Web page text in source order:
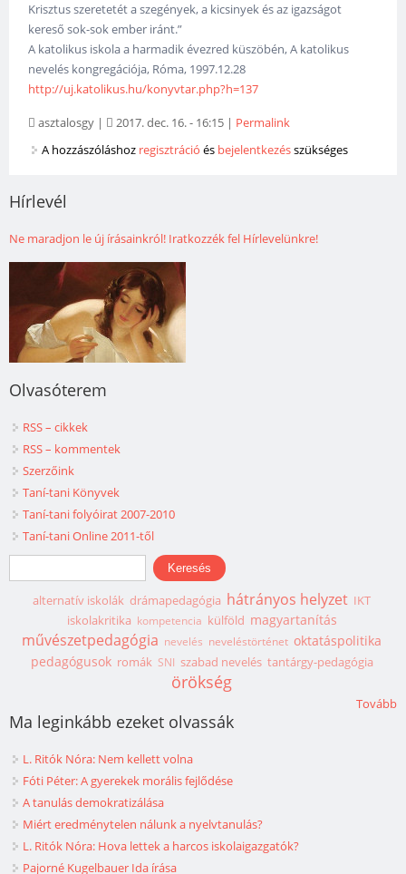
Krisztus szeretetét a szegények, a kicsinyek és az igazságot
kereső sok-sok ember iránt.”
A katolikus iskola a harmadik évezred küszöbén, A katolikus
nevelés kongregációja, Róma, 1997.12.28
http://uj.katolikus.hu/konyvtar.php?h=137
asztalosgy | 2017. dec. 16. - 16:15 | Permalink
A hozzászóláshoz regisztráció és bejelentkezésszükséges
Hírlevél
Ne maradjon le új írásainkról! Iratkozzék fel Hírlevelünkre!
Olvasóterem
RSS – cikkek
RSS – kommentek
Szerzőink
Taní-tani Könyvek
Taní-tani folyóirat 2007-2010
Taní-tani Online 2011-től
Keresés űrlap
Keresés
alternatív iskolák drámapedagógia hátrányos helyzet IKT
iskolakritika kompetencia külföld magyartanítás
művészetpedagógia nevelés neveléstörténet oktatáspolitika
pedagógusok romák SNI szabad nevelés tantárgy-pedagógia
örökség
Tovább
Ma leginkább ezeket olvassák
L. Ritók Nóra: Nem kellett volna
Fóti Péter: A gyerekek morális fejlődése
A tanulás demokratizálása
Miért eredménytelen nálunk a nyelvtanulás?
L. Ritók Nóra: Hova lettek a harcos iskolaigazgatók?
Pajorné Kugelbauer Ida írása